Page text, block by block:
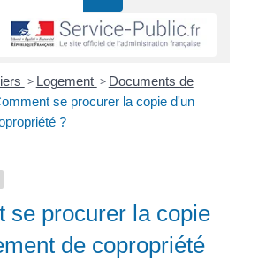
> Logement > Documents de
se procurer la copie d'un
?
se procurer la copie
de copropriété